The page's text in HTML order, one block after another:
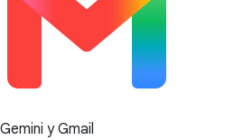
Gemini у Gmail